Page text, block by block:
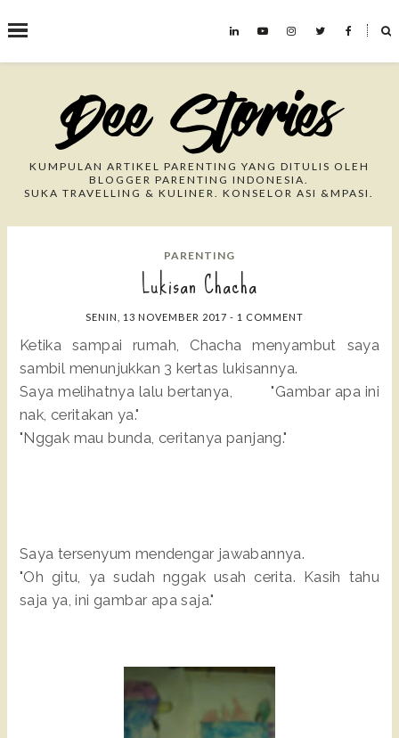
˟
Search This Blog
KUMPULAN ARTIKEL PARENTING YANG DITULIS OLEH
BLOGGER PARENTING INDONESIA.
SUKA TRAVELLING & KULINER. KONSELOR ASI &MPASI.
PARENTING
Lukisan Chacha
SENIN, 13 NOVEMBER 2017 - 1 COMMENT
Ketika sampai rumah, Chacha menyambut saya
sambil menunjukkan 3 kertas lukisannya.
Saya melihatnya lalu bertanya, "Gambar apa ini
nak, ceritakan ya."
"Nggak mau bunda, ceritanya panjang."
Saya tersenyum mendengar jawabannya.
"Oh gitu, ya sudah nggak usah cerita. Kasih tahu
saja ya, ini gambar apa saja."